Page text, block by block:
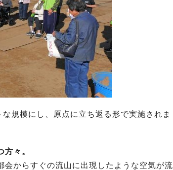
規模にし、原点に立ち返る形で実施されま
々。
からすぐの流山に出現したような空気が流